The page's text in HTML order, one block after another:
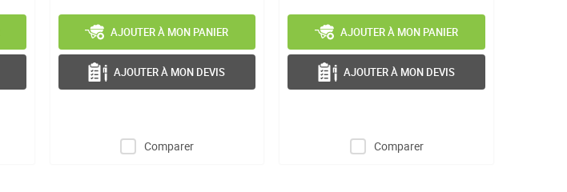
Comparer
AJOUTER À MON PANIER
AJOUTER À MON DEVIS
Comparer
AJOUTER À MON PANIER
AJOUTER À MON DEVIS